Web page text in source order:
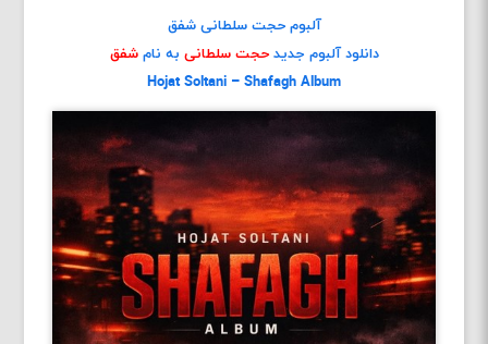
آلبوم حجت سلطانی شفق
دانلود آلبوم جدیدحجت سلطانی به نام شفق
Hojat Soltani – Shafagh Album